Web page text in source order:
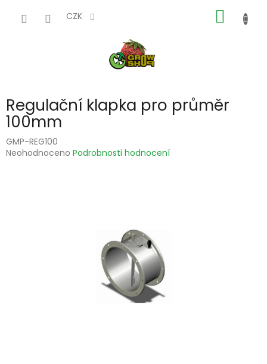
CZK
KOŠÍK
Regulační klapka pro průměr
100mm
GMP-REG100
Průměrné
Neohodnoceno Podrobnosti hodnocení